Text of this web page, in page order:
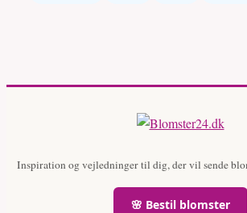
Inspiration og vejledninger til dig, der vil sende
🌸 Bestil blomster